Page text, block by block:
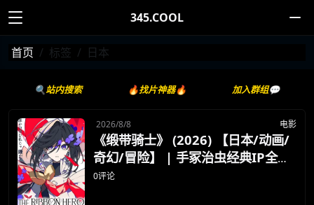
345.COOL
首页 标签 日本
🔍站内搜索 🔥找片神器🔥 加入群组💬
2026/8/8 电影
《缎带骑士》 (2026) 【日本/动画/
奇幻/冒险】 | 手冢治虫经典IP全新
重塑 | 执剑少女的绝境反抗与英雄救
0评论